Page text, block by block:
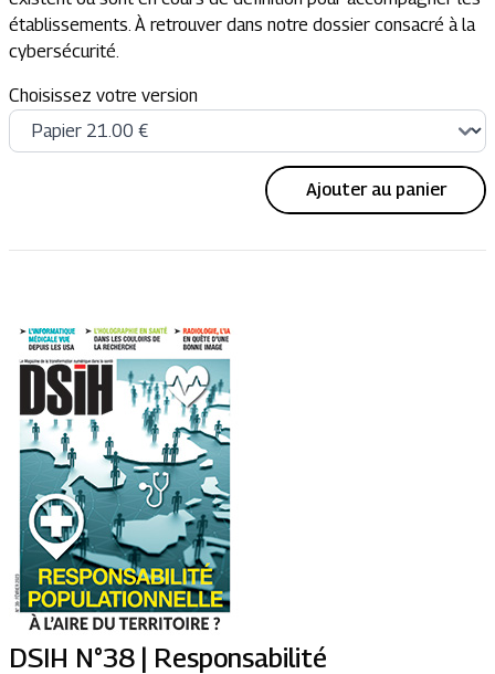
établissements. À retrouver dans notre dossier consacré à la
cybersécurité.
Choisissez votre version
Ajouter au panier
DSIH N°38 | Responsabilité